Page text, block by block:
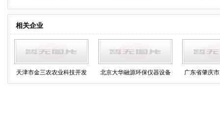
相关企业
天津市金三农农业科技开发 北京大华融源环保仪器设备 广东省肇庆